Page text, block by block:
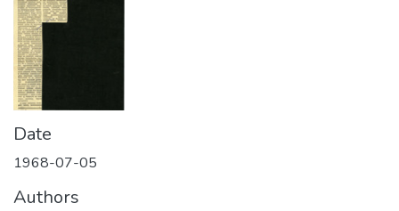
Date
1968-07-05
Authors